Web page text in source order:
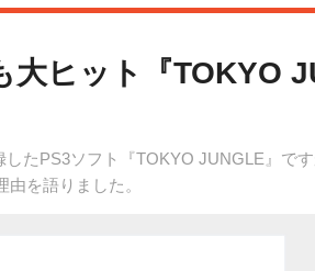
大ヒット『TOKYO
たPS3ソフト『TOKYO JUNGLE』で
を語りました。